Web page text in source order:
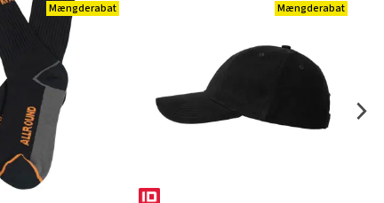
Mængderabat Mængderabat